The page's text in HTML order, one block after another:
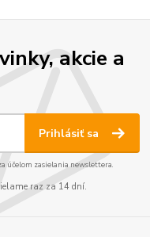
akcie a
Prihlásiť sa
účelom zasielania newslettera.
raz za 14 dní.